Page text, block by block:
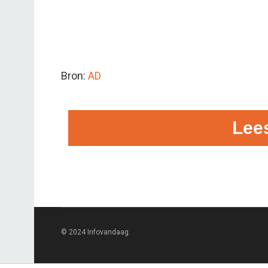
Bron: AD
© 2024 Infovandaag.